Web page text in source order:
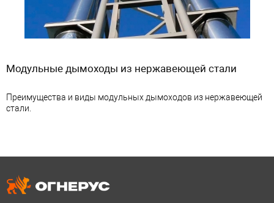
Модульные дымоходы из нержавеющей стали
Преимущества и виды модульных дымоходов из нержавеющей
стали.